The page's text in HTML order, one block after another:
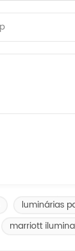
luminárias
marriott